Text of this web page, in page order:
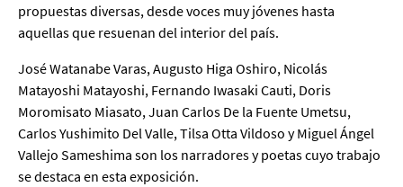
propuestas diversas, desde voces muy jóvenes hasta
aquellas que resuenan del interior del país.
José Watanabe Varas, Augusto Higa Oshiro, Nicolás
Matayoshi Matayoshi, Fernando Iwasaki Cauti, Doris
Moromisato Miasato, Juan Carlos De la Fuente Umetsu,
Carlos Yushimito Del Valle, Tilsa Otta Vildoso y Miguel Ángel
Vallejo Sameshima son los narradores y poetas cuyo trabajo
se destaca en esta exposición.